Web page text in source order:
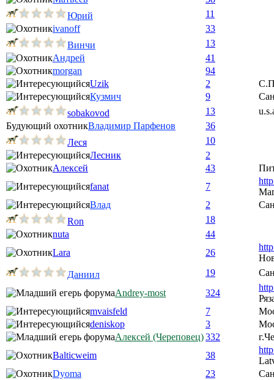
Юрий
11
ivanoff
33
Винчи
13
Андрей
41
morgan
94
Uzik
2
Кузмич
9
sobakovod
13
Будующий охотникВладимир Парфенов
36
Леся
10
Лесник
2
Алексей
43
fanat
7
Влад
2
Ron
18
nuta
44
Lara
26
Даниил
19
Andrey-most
324
mvaisfeld
7
deniskop
3
Алексей (Череповец)332
Balticweim
38
Dyoma
23